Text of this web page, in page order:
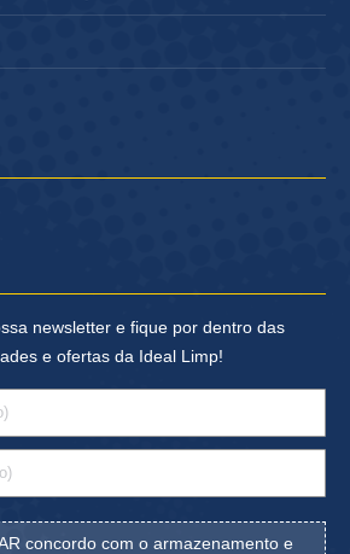
newsletter e fique por dentro das
e ofertas da Ideal Limp!
concordo com o armazenamento e